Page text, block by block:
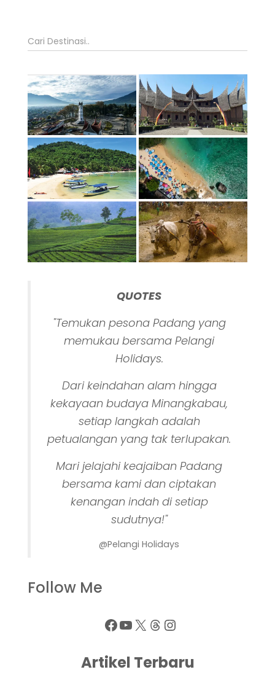
QUOTES
"Temukan pesona Padang yang
memukau bersama Pelangi
Holidays.
Dari keindahan alam hingga
kekayaan budaya Minangkabau,
setiap langkah adalah
petualangan yang tak terlupakan.
Mari jelajahi keajaiban Padang
bersama kami dan ciptakan
kenangan indah di setiap
sudutnya!"
@Pelangi Holidays
Follow Me
Artikel Terbaru